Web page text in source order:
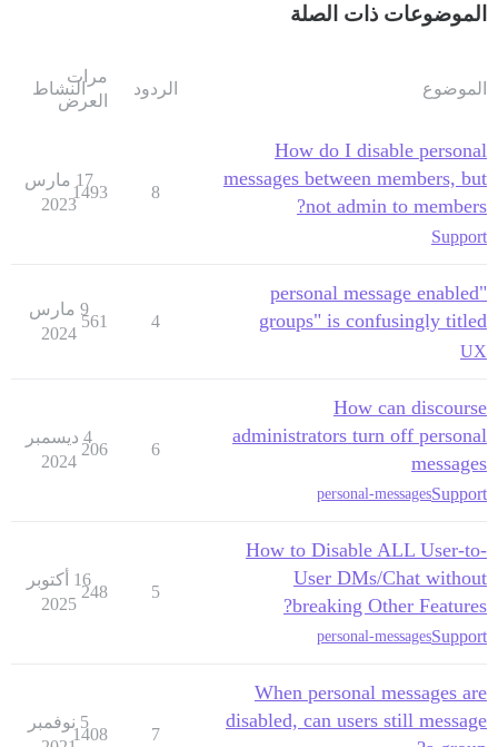
الموضوعات ذات الصلة
الموضوع الردود
مرات
العرض
النشاط
How do I disable personal
messages between members, but
not admin to members?
Support
8
1493
17 مارس
2023
"personal message enabled
groups" is confusingly titled
UX
4
561
9 مارس
2024
How can discourse
administrators turn off personal
messages
Support
personal-messages
6
206
4 ديسمبر
2024
How to Disable ALL User-to-
User DMs/Chat without
breaking Other Features?
Support
personal-messages
5
248
16 أكتوبر
2025
When personal messages are
disabled, can users still message
7
1408
5 نوفمبر